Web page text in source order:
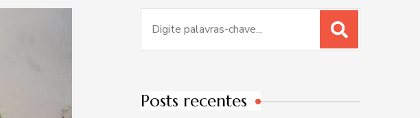
por:
Posts recentes